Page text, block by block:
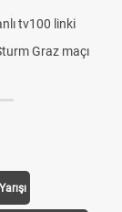
tv100 linki
Graz maçı